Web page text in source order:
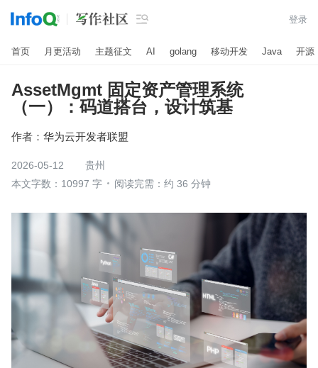
 登录
首页 月更活动 主题征文 AI golang 移动开发 Java 开源
AssetMgmt 固定资产管理系统
（一）：码道搭台，设计筑基
作者： 华为云开发者联盟
2026-05-12
贵州
本文字数：10997 字
阅读完需：约 36 分钟